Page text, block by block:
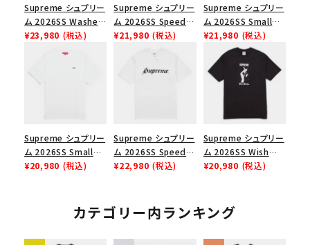
Supreme シュプリー
ム 2026SS Washed
Chino Twill Camp
¥23,980 (税込)
Supreme シュプリー
ム 2026SS Speed
Tee スピードTシャツ
¥21,980 (税込)
Supreme シュプリー
ム 2026SS Small
Box Tee スモールボ
ックスTシャツ ブラッ
¥21,980 (税込)
Supreme シュプリー
ム 2026SS Small
Box Tee スモールボ
¥20,980 (税込)
Supreme シュプリー
ム 2026SS Speed
Tee スピードTシャツ
¥22,980 (税込)
Supreme シュプリー
ム 2026SS Wish
Tee ウィッシュTシ
¥20,980 (税込)
カテゴリー内ランキング